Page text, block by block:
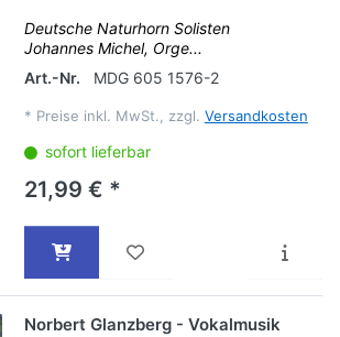
Deutsche Naturhorn Solisten
Johannes Michel, Orge...
Art.-Nr.
MDG 605 1576-2
* Preise inkl. MwSt., zzgl. Versandkosten
sofort lieferbar
21,99 € *
Norbert Glanzberg - Vokalmusik